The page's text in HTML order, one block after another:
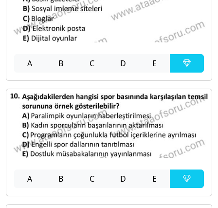
A B C D E
A B C D E